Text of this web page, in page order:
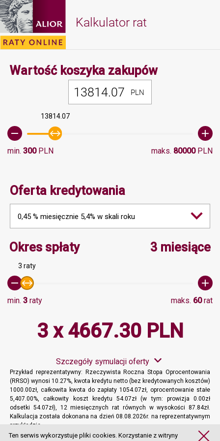
Kalkulator rat
Wartość koszyka zakupówMinimalna
PLN
13814.07
min. 300PLN maks. 80000PLN
Oferta kredytowania
0,45 % miesięcznie 5,4% w skali roku
Okres spłatyMinimalna wartość 3,
3 miesiące
3 raty
min. 3 raty maks. 60rat
3 x 4667.30 PLN
Szczegóły symulacji oferty
Przykład reprezentatywny: Rzeczywista Roczna Stopa Oprocentowania
(RRSO) wynosi 10.27%, kwota kredytu netto (bez kredytowanych kosztów)
1000.00zł, całkowita kwota do zapłaty 1054.07zł, oprocentowanie stałe
5,407.00%, całkowity koszt kredytu 54.07zł (w tym: prowizja 0.00zł
odsetki 54.07zł), 12 miesięcznych rat równych w wysokości 87.84zł.
Kalkulacja została dokonana na dzień 08.08.2026r. na reprezentatywnym
przykładzie.
Więcej informacji
Ten serwis wykorzystuje pliki cookies. Korzystanie z witryny